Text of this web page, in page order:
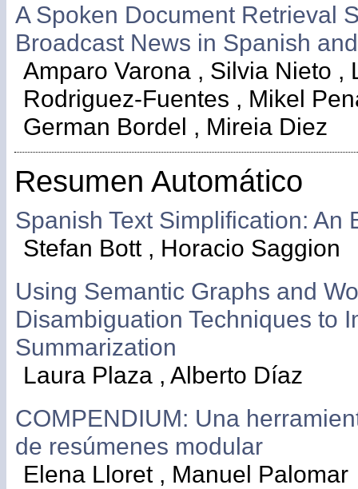
A Spoken Document Retrieval
Broadcast News in Spanish
Amparo Varona , Silvia Nieto ,
Rodriguez-Fuentes , Mikel
German Bordel , Mireia Diez
Resumen Automático
Spanish Text Simplification: An
Stefan Bott , Horacio Saggion
Using Semantic Graphs and
Disambiguation Techniques to
Summarization
Laura Plaza , Alberto Díaz
COMPENDIUM: Una
de resúmenes modular
Elena Lloret , Manuel Palomar